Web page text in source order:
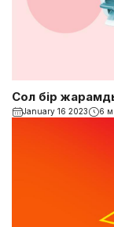
Сол бір
January 16 2023 6